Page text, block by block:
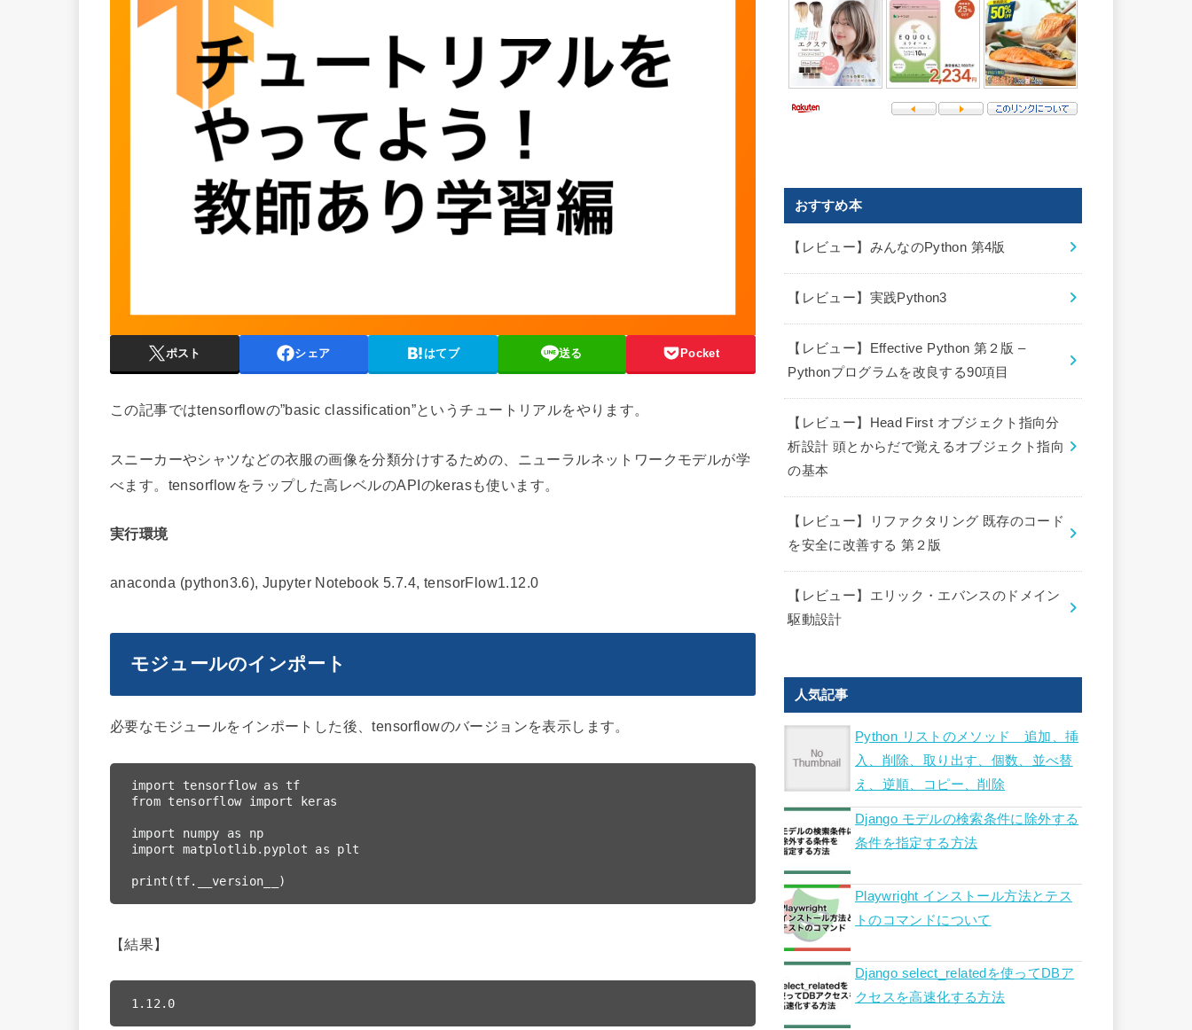
ポスト シェア はてブ 送る Pocket
この記事ではtensorflowの”basic classification”というチュートリアルをやります。
スニーカーやシャツなどの衣服の画像を分類分けするための、ニューラルネットワークモデルが学
べます。tensorflowをラップした高レベルのAPIのkerasも使います。
実行環境
anaconda (python3.6), Jupyter Notebook 5.7.4, tensorFlow1.12.0
モジュールのインポート
必要なモジュールをインポートした後、tensorflowのバージョンを表示します。
import tensorflow as tf
from tensorflow import keras
import numpy as np
import matplotlib.pyplot as plt
print(tf.__version__)
【結果】
おすすめ本
【レビュー】みんなのPython 第4版
【レビュー】実践Python3
【レビュー】Effective Python 第２版 –
Pythonプログラムを改良する90項目
【レビュー】Head First オブジェクト指向分
析設計 頭とからだで覚えるオブジェクト指向
の基本
【レビュー】リファクタリング 既存のコード
を安全に改善する 第２版
【レビュー】エリック・エバンスのドメイン
駆動設計
人気記事
Python リストのメソッド 追加、挿
入、削除、取り出す、個数、並べ替
え、逆順、コピー、削除
Django モデルの検索条件に除外する
条件を指定する方法
Playwright インストール方法とテス
トのコマンドについて
Django select_relatedを使ってDBア
クセスを高速化する方法